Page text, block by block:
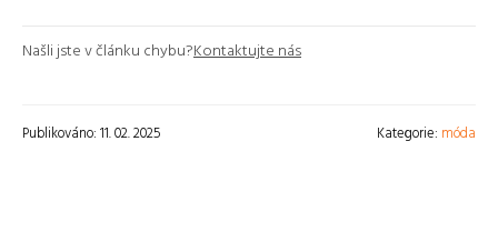
Našli jste v článku chybu?Kontaktujte nás
Publikováno: 11. 02. 2025 Kategorie: móda